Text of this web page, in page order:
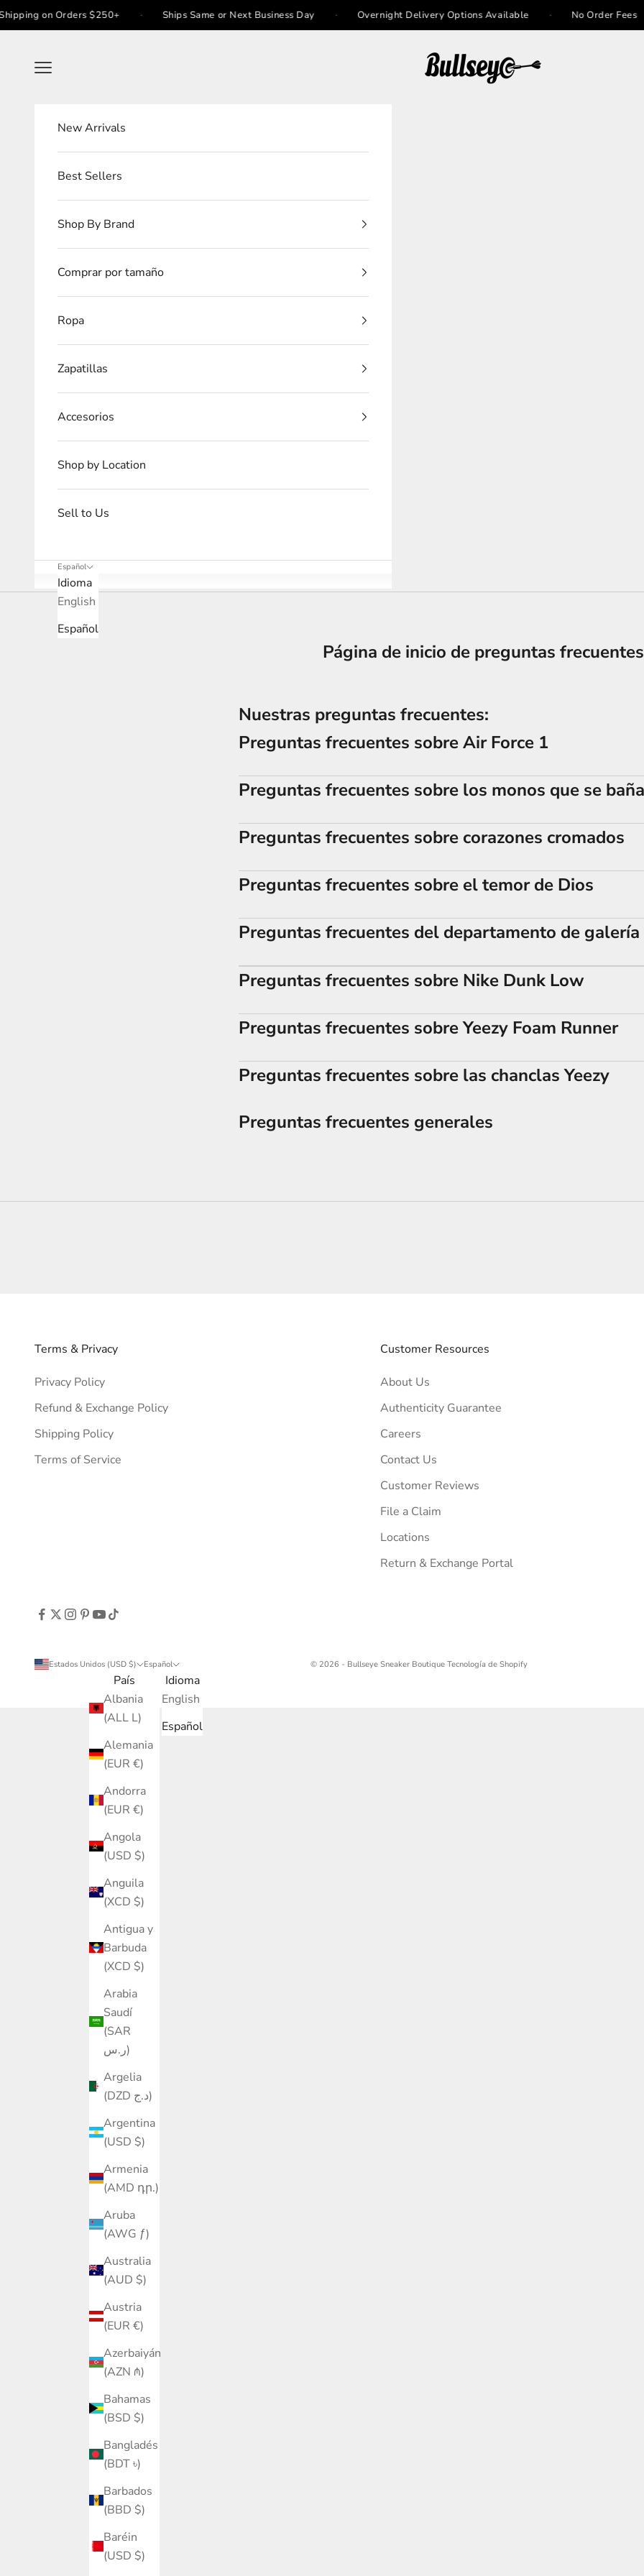
Ir al contenido
on Orders $250+ · Ships Same or Next Business Day · Overnight Delivery Options Available · No Order Fees ·
Bullseye Sneaker Boutique
Menú
New Arrivals
Best Sellers
Shop By Brand
Comprar por tamaño
Ropa
Zapatillas
Accesorios
Shop by Location
Sell to Us
Español
Idioma
English
Español
Página de inicio de preguntas frecuentes
Nuestras preguntas frecuentes:
Preguntas frecuentes sobre Air Force 1
Preguntas frecuentes sobre los monos que se
Preguntas frecuentes sobre corazones cromados
Preguntas frecuentes sobre el temor de Dios
Preguntas frecuentes del departamento de galería
Preguntas frecuentes sobre Nike Dunk Low
Preguntas frecuentes sobre Yeezy Foam Runner
Preguntas frecuentes sobre las chanclas Yeezy
Preguntas frecuentes generales
Terms & Privacy
Privacy Policy
Refund & Exchange Policy
Shipping Policy
Terms of Service
Customer Resources
About Us
Authenticity Guarantee
Careers
Contact Us
Customer Reviews
File a Claim
Locations
Return & Exchange Portal
Estados Unidos (USD $)
País
Albania
(ALL L)
Alemania
(EUR €)
Andorra
(EUR €)
Angola
(USD $)
Anguila
(XCD $)
Antigua y
Barbuda
(XCD $)
Arabia
Saudí
(SAR
ر.س)
Argelia
(DZD د.ج)
Argentina
(USD $)
Armenia
(AMD դր.)
Aruba
(AWG ƒ)
Australia
(AUD $)
Austria
(EUR €)
Azerbaiyán
(AZN ₼)
Bahamas
(BSD $)
Bangladés
(BDT ৳)
Barbados
(BBD $)
Baréin
(USD $)
Español
Idioma
English
Español
© 2026 - Bullseye Sneaker Boutique Tecnología de Shopify